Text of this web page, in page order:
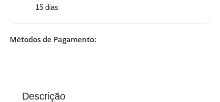
15 dias
Métodos de Pagamento:
Descrição